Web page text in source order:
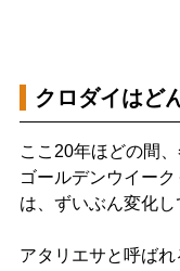
クロダイはど
ここ20年ほどの間
ゴールデンウイー
は、ずいぶん変化し
アタリエサと呼ば